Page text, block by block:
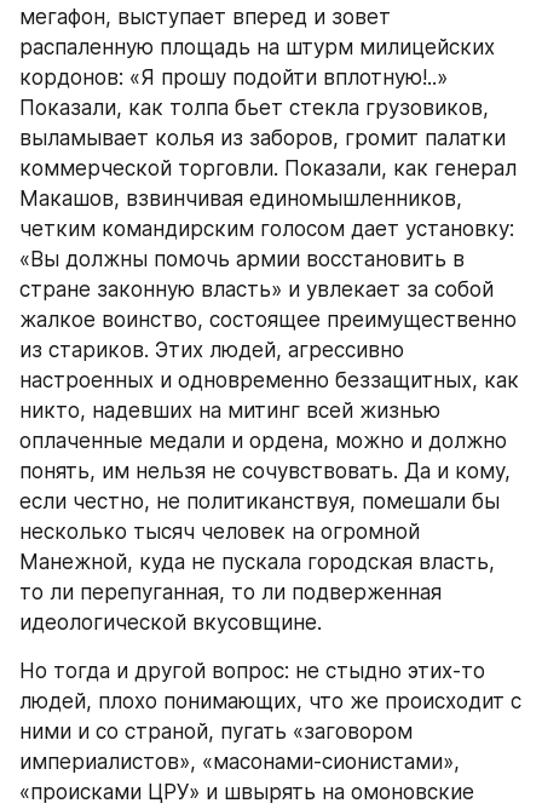
мегафон, выступает вперед и зовет
распаленную площадь на штурм милицейских
кордонов: «Я прошу подойти вплотную!..»
Показали, как толпа бьет стекла грузовиков,
выламывает колья из заборов, громит палатки
коммерческой торговли. Показали, как генерал
Макашов, взвинчивая единомышленников,
четким командирским голосом дает установку:
«Вы должны помочь армии восстановить в
стране законную власть» и увлекает за собой
жалкое воинство, состоящее преимущественно
из стариков. Этих людей, агрессивно
настроенных и одновременно беззащитных, как
никто, надевших на митинг всей жизнью
оплаченные медали и ордена, можно и должно
понять, им нельзя не сочувствовать. Да и кому,
если честно, не политиканствуя, помешали бы
несколько тысяч человек на огромной
Манежной, куда не пускала городская власть,
то ли перепуганная, то ли подверженная
идеологической вкусовщине.
Но тогда и другой вопрос: не стыдно этих-то
людей, плохо понимающих, что же происходит с
ними и со страной, пугать «заговором
империалистов», «масонами-сионистами»,
«происками ЦРУ» и швырять на омоновские